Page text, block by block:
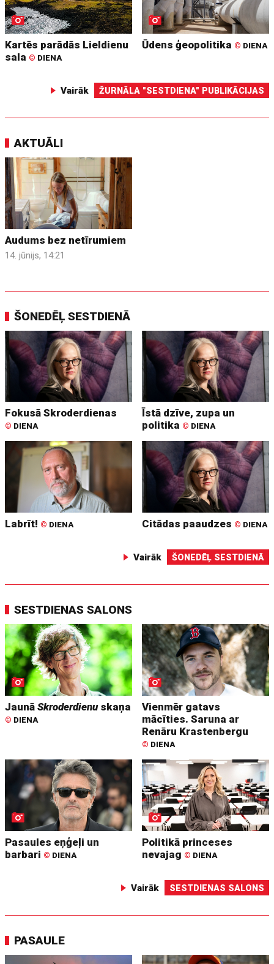
Kartēs parādās Lieldienu
sala © DIENA
Ūdens ģeopolitika © DIENA
Vairāk ŽURNĀLA "SESTDIENA" PUBLIKĀCIJAS
AKTUĀLI
Audums bez netīrumiem
14. jūnijs, 14:21
ŠONEDĒĻ SESTDIENĀ
Fokusā Skroderdienas
© DIENA
Īstā dzīve, zupa un
politika © DIENA
Labrīt! © DIENA Citādas paaudzes © DIENA
Vairāk ŠONEDĒĻ SESTDIENĀ
SESTDIENAS SALONS
JaunāSkroderdienuskaņa
© DIENA
Vienmēr gatavs
mācīties. Saruna ar
Renāru Krastenbergu
© DIENA
Pasaules eņģeļi un
barbari © DIENA
Politikā princeses
nevajag © DIENA
Vairāk SESTDIENAS SALONS
PASAULE